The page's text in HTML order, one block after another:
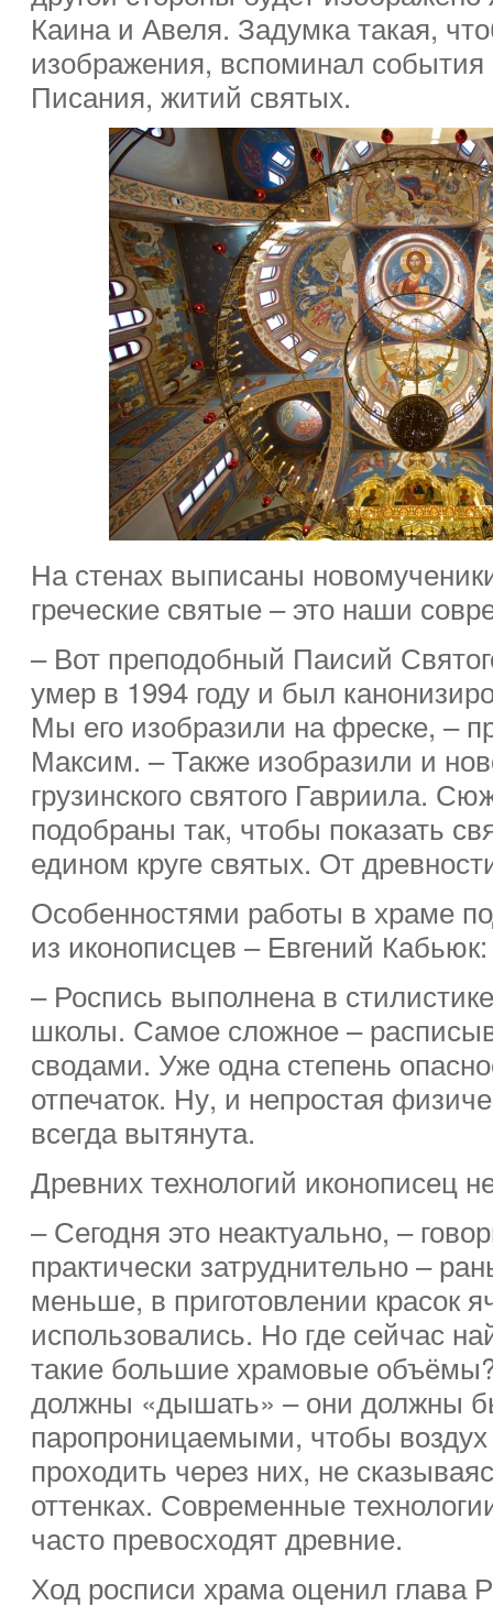
Каина и Авеля. Задумка такая,
изображения, вспоминал
Писания, житий святых.
На стенах выписаны
греческие святые – это наши
– Вот преподобный Паисий
умер в 1994 году и был
Мы его изобразили на фреске, –
Максим. – Также изобразили и
грузинского святого Гавриила.
подобраны так, чтобы показать
едином круге святых. От
Особенностями работы в храме
из иконописцев – Евгений Кабьюк:
– Роспись выполнена в
школы. Самое сложное –
сводами. Уже одна степень
отпечаток. Ну, и непростая
всегда вытянута.
Древних технологий иконописец
– Сегодня это неактуально, –
практически затруднительно –
меньше, в приготовлении красок
использовались. Но где сейчас
такие большие храмовые
должны «дышать» – они должны
паропроницаемыми, чтобы воздух
проходить через них, не
оттенках. Современные
часто превосходят древние.
Ход росписи храма оценил глава